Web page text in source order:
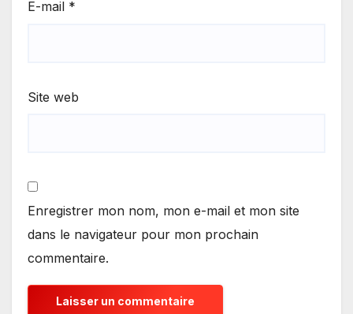
E-mail *
Site web
Enregistrer mon nom, mon e-mail et mon site
dans le navigateur pour mon prochain
commentaire.